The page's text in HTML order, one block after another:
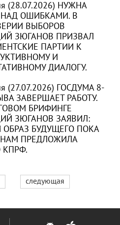
(28.07.2026) НУЖНА
НАД ОШИБКАМИ. В
ВЫБОРОВ
ЗЮГАНОВ ПРИЗВАЛ
ПАРТИИ К
И
ДИАЛОГУ.
(27.07.2026) ГОСДУМА 8-
ЗАВЕРШАЕТ РАБОТУ.
БРИФИНГЕ
ЗЮГАНОВ ЗАЯВИЛ:
ОБРАЗ БУДУЩЕГО ПОКА
ПРЕДЛОЖИЛА
КПРФ.
следующая